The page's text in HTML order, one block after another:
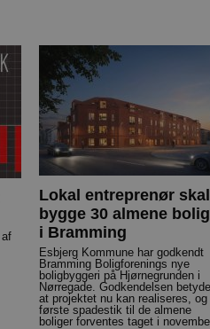
Lokal entreprenør skal
bygge 30 almene
i Bramming
Esbjerg Kommune har godkendt
Bramming Boligforenings nye
boligbyggeri på Hjørnegrunden i
Nørregade. Godkendelsen
at projektet nu kan realiseres, og
første spadestik til de almene
boliger forventes taget i